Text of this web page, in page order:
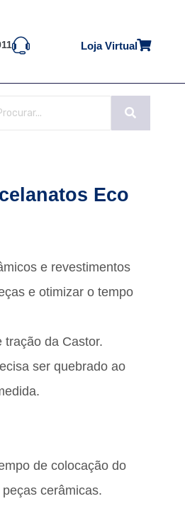
Loja Virtual
Eco
e revestimentos
e otimizar o tempo
tração da Castor.
ser quebrado ao
de colocação do
cerâmicas.